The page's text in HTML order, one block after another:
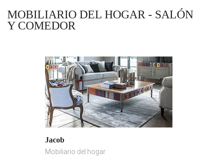
MOBILIARIO DEL HOGAR - SALÓN
Y COMEDOR
Jacob
Mobiliario del hogar